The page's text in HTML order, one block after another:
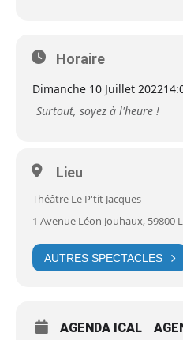
Horaire
Dimanche 10 Juillet 2022
Surtout, soyez à l'heure !
Lieu
Théâtre Le P'tit Jacques
1 Avenue Léon Jouhaux, 59800
AUTRES SPECTACLES
AGENDA ICAL